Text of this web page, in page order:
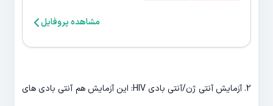
مشاهده پروفایل
2. آزمایش آنتی ژن/آنتی بادی HIV: این آزمایش هم آنتی بادی های